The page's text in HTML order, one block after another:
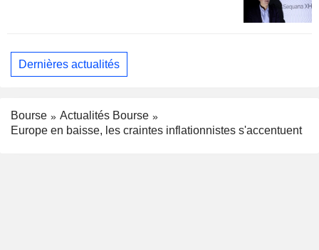
Dernières actualités
Bourse
Actualités Bourse
Europe en baisse, les craintes inflationnistes s'accentuent